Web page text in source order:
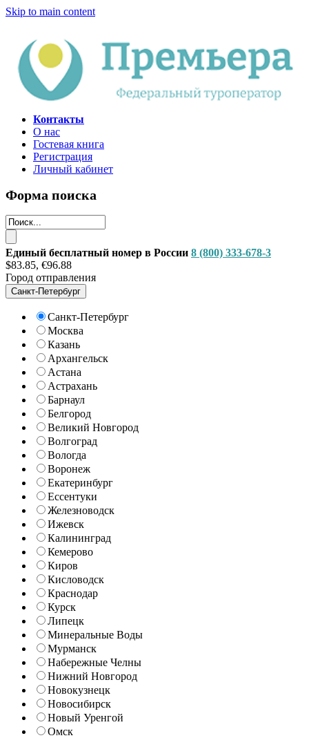
Skip to main content
Контакты
О нас
Гостевая книга
Регистрация
Личный кабинет
Форма поиска
Единый бесплатный номер в России 8 (800) 333-678-3
$83.85, €96.88
Город отправления
Санкт-Петербург
Санкт-Петербург
Москва
Казань
Архангельск
Астана
Астрахань
Барнаул
Белгород
Великий Новгород
Волгоград
Вологда
Воронеж
Екатеринбург
Ессентуки
Железноводск
Ижевск
Калининград
Кемерово
Киров
Кисловодск
Краснодар
Курск
Липецк
Минеральные Воды
Мурманск
Набережные Челны
Нижний Новгород
Новокузнецк
Новосибирск
Новый Уренгой
Омск